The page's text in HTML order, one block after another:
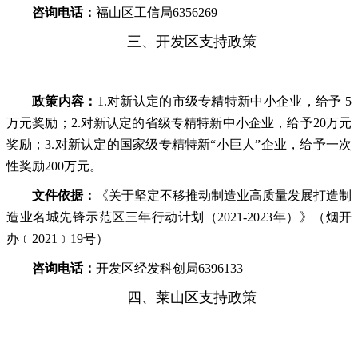
咨询电话： 福山区工信局6356269
三、开发区支持政策
政策内容： 1.对新认定的市级专精特新中小企业，给予 5
万元奖励；2.对新认定的省级专精特新中小企业，给予20万元
奖励；3.对新认定的国家级专精特新“小巨人”企业，给予一次
性奖励200万元。
文件依据：
《关于坚定不移推动制造业高质量发展打造制
造业名城先锋示范区三年行动计划（2021-2023年）》（烟开
办﹝2021﹞19号）
咨询电话： 开发区经发科创局6396133
四、莱山区支持政策